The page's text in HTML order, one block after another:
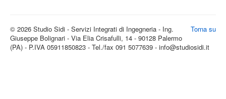
Torna su
© 2026 Studio Sidi - Servizi Integrati di Ingegneria - Ing.
Giuseppe Bolignari - Via Elia Crisafulli, 14 - 90128 Palermo
(PA) - P.IVA 05911850823 - Tel./fax 091 5077639 - info@studiosidi.it